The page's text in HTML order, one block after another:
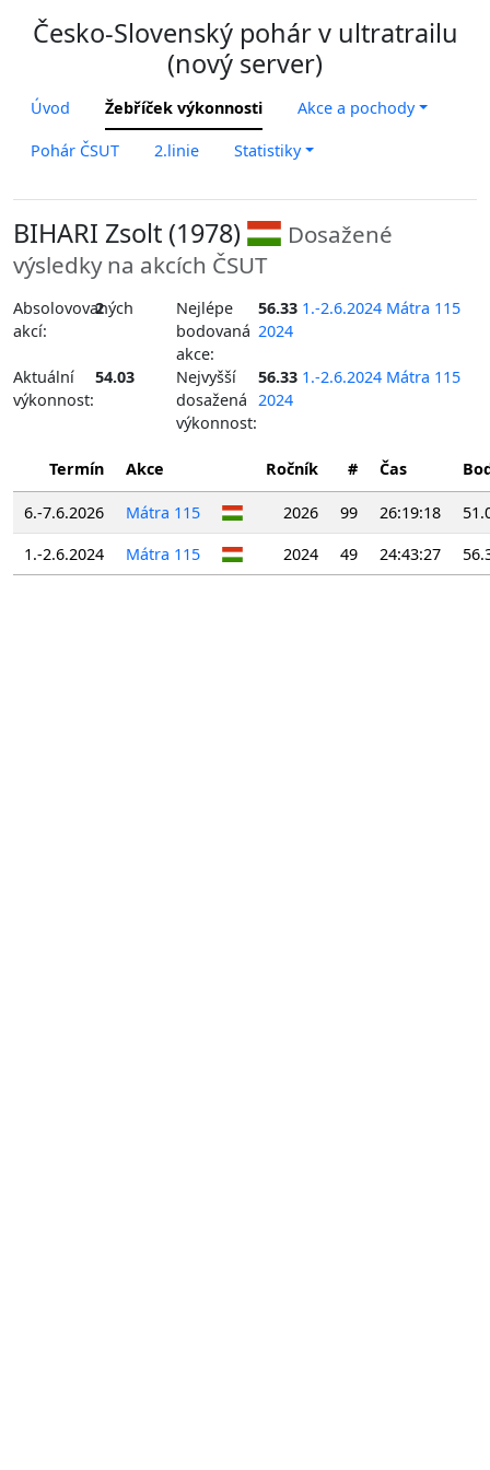
Česko-Slovenský pohár v ultratrailu
(nový server)
Úvod Žebříček výkonnosti Akce a pochody
Pohár ČSUT 2.linie Statistiky
BIHARI Zsolt (1978)
Dosažené
výsledky na akcích ČSUT
Absolovovaných
akcí:
2
Nejlépe
bodovaná
akce:
56.33 1.-2.6.2024 Mátra 115
2024
Aktuální
výkonnost:
54.03
Nejvyšší
dosažená
výkonnost:
56.33 1.-2.6.2024 Mátra 115
2024
Termín Akce Ročník # Čas
6.-7.6.2026 Mátra 115 2026 99 26:19:18
1.-2.6.2024
Mátra 115 2024 49 24:43:27